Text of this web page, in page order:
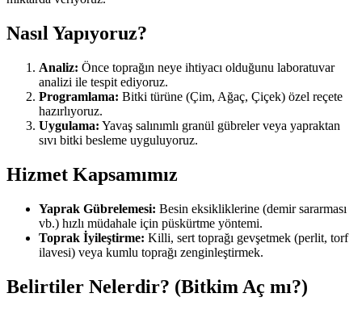
Nasıl Yapıyoruz?
Analiz: Önce toprağın neye ihtiyacı olduğunu laboratuvar
analizi ile tespit ediyoruz.
Programlama: Bitki türüne (Çim, Ağaç, Çiçek) özel reçete
hazırlıyoruz.
Uygulama: Yavaş salınımlı granül gübreler veya yapraktan
sıvı bitki besleme uyguluyoruz.
Hizmet Kapsamımız
Yaprak Gübrelemesi: Besin eksikliklerine (demir sararması
vb.) hızlı müdahale için püskürtme yöntemi.
Toprak İyileştirme: Killi, sert toprağı gevşetmek (perlit, torf
ilavesi) veya kumlu toprağı zenginleştirmek.
Belirtiler Nelerdir? (Bitkim Aç mı?)